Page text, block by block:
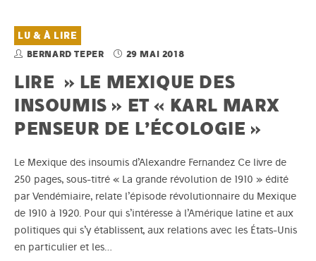
LU & À LIRE
BERNARD TEPER 29 MAI 2018
LIRE » LE MEXIQUE DES
INSOUMIS » ET « KARL MARX
PENSEUR DE L’ÉCOLOGIE »
Le Mexique des insoumis d’Alexandre Fernandez Ce livre de
250 pages, sous-titré « La grande révolution de 1910 » édité
par Vendémiaire, relate l’épisode révolutionnaire du Mexique
de 1910 à 1920. Pour qui s’intéresse à l’Amérique latine et aux
politiques qui s’y établissent, aux relations avec les États-Unis
en particulier et les…